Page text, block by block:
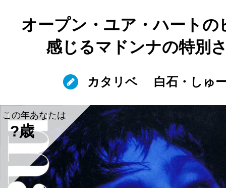
オープン・ユア・ハートの
感じるマドンナの特別
カタリベ 白石・しゅ
この年あなたは
?歳